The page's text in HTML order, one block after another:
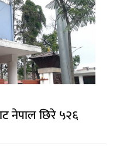
नेपाल छिरे ५२६